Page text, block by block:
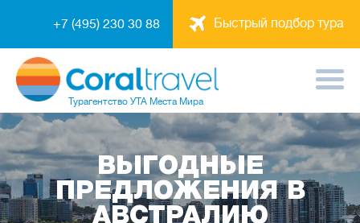
Быстрый подбор тура
+7 (495) 230 30 88
Турагентство УТА Места Мира
ВЫГОДНЫЕ
ПРЕДЛОЖЕНИЯ В
АВСТРАЛИЮ